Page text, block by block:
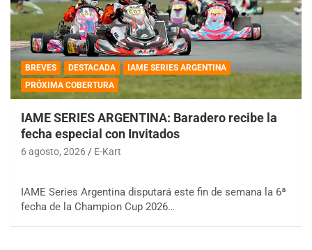
BREVES DESTACADA
IAME SERIES ARGENTINA
PRÓXIMA COBERTURA
IAME SERIES ARGENTINA: Baradero recibe la
fecha especial con Invitados
6 agosto, 2026 E-Kart
IAME Series Argentina disputará este fin de semana la 6ª
fecha de la Champion Cup 2026…